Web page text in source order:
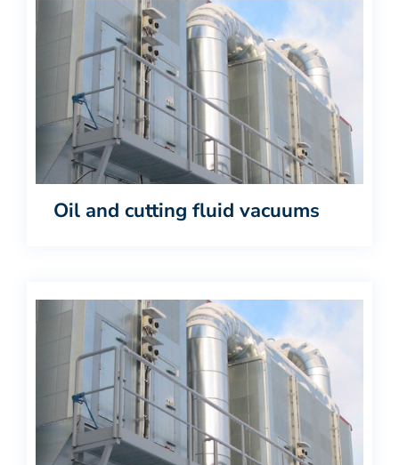
Oil and cutting fluid vacuums